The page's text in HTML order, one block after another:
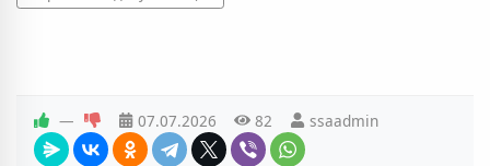
— 07.07.2026 82 ssaadmin